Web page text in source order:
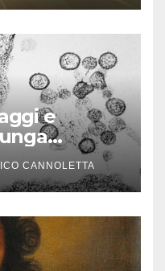
e
CANNOLETTA